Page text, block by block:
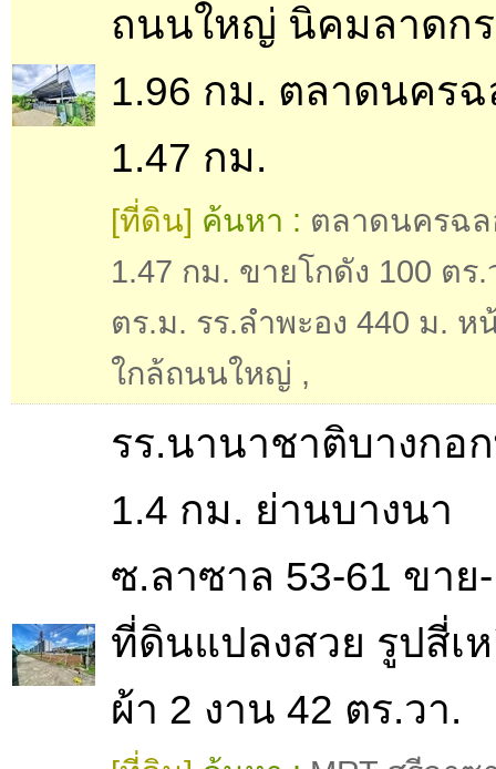
ถนนใหญ่ นิคมลาดก
1.96 กม. ตลาดนครฉ
1.47 กม.
[ที่ดิน] ค้นหา : ตลาดนครฉล
1.47 กม. ขายโกดัง 100 ตร.
ตร.ม. รร.ลำพะอง 440 ม. ห
ใกล้ถนนใหญ่ ,
รร.นานาชาติบางกอ
1.4 กม. ย่านบางนา
ซ.ลาซาล 53-61 ขาย
ที่ดินแปลงสวย รูปสี่เ
ผ้า 2 งาน 42 ตร.วา.